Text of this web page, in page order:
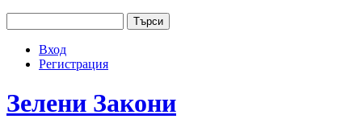
User menu
Вход
Регистрация
Зелени Закони